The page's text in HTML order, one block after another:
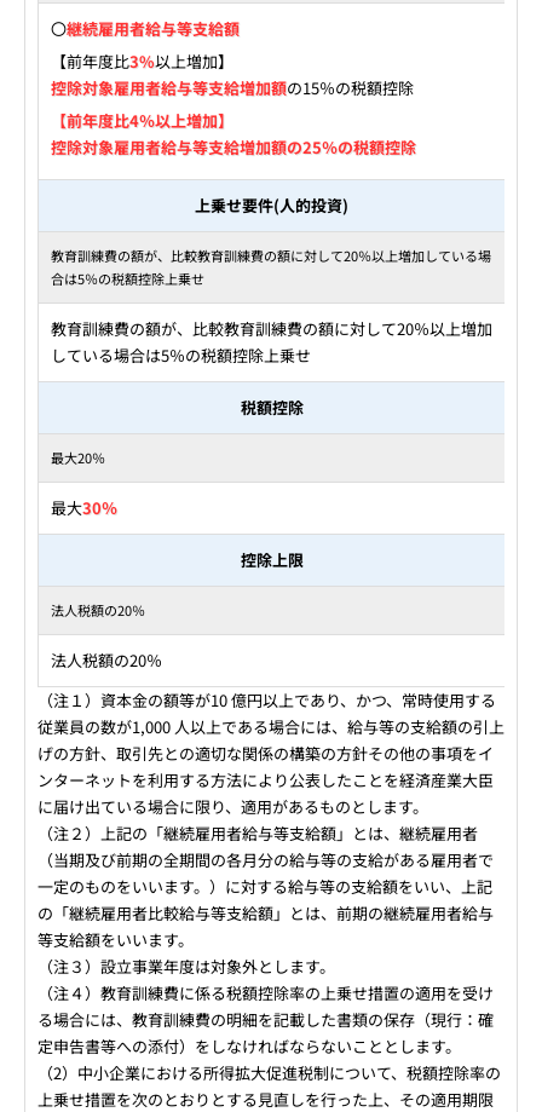
〇継続雇用者給与等支給額
【前年度比3%以上増加】
控除対象雇用者給与等支給増加額の15％の税額控除
【前年度比4％以上増加】
控除対象雇用者給与等支給増加額の25％の税額控除
上乗せ要件(人的投資)
教育訓練費の額が、比較教育訓練費の額に対して20％以上増加している場
合は5％の税額控除上乗せ
教育訓練費の額が、比較教育訓練費の額に対して20％以上増加
している場合は5％の税額控除上乗せ
税額控除
最大20％
最大30％
控除上限
法人税額の20％
法人税額の20％
（注１）資本金の額等が10 億円以上であり、かつ、常時使用する
従業員の数が1,000 人以上である場合には、給与等の支給額の引上
げの方針、取引先との適切な関係の構築の方針その他の事項をイ
ンターネットを利用する方法により公表したことを経済産業大臣
に届け出ている場合に限り、適用があるものとします。
（注２）上記の「継続雇用者給与等支給額」とは、継続雇用者
（当期及び前期の全期間の各月分の給与等の支給がある雇用者で
一定のものをいいます。）に対する給与等の支給額をいい、上記
の「継続雇用者比較給与等支給額」とは、前期の継続雇用者給与
等支給額をいいます。
（注３）設立事業年度は対象外とします。
（注４）教育訓練費に係る税額控除率の上乗せ措置の適用を受け
る場合には、教育訓練費の明細を記載した書類の保存（現行：確
定申告書等への添付）をしなければならないこととします。
（2）中小企業における所得拡大促進税制について、税額控除率の
上乗せ措置を次のとおりとする見直しを行った上、その適用期限